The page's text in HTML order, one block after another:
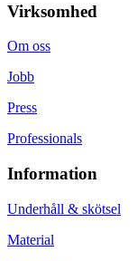
Virksomhed
Om oss
Jobb
Press
Professionals
Information
Underhåll & skötsel
Material